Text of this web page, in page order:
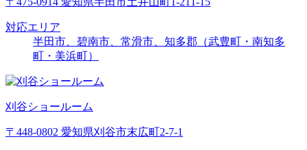
対応エリア
半田市、碧南市、常滑市、知多郡（武豊町・南知多
町・美浜町）
刈谷ショールーム
〒448-0802 愛知県刈谷市末広町2-7-1